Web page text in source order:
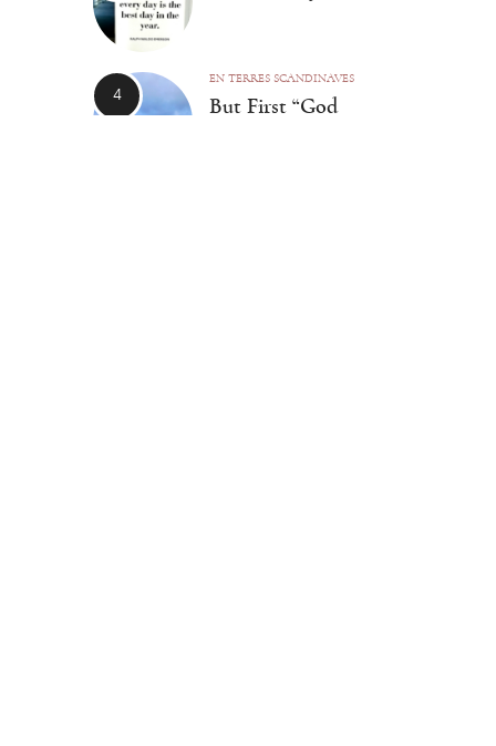
EN TERRES SCANDINAVES
But First “God